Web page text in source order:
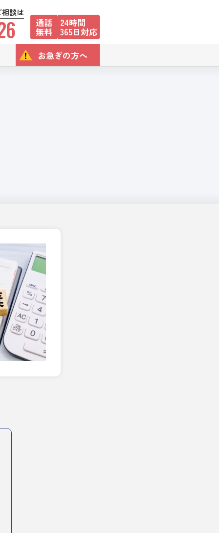
談は
通話
無料
24時間
365日対応
お急ぎの方へ